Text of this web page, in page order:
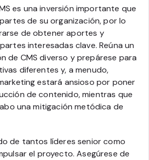
es una inversión importante que
de su organización, por lo
de obtener aportes y
interesadas clave. Reúna un
de CMS diverso y prepárese para
diferentes y, a menudo,
estará ansioso por poner
de contenido, mientras que
una mitigación metódica de
de tantos líderes senior como
el proyecto. Asegúrese de